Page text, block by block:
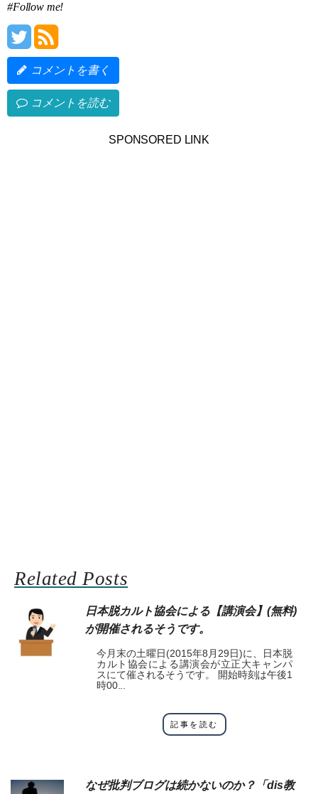
#Follow me!
コメントを書く
コメントを読む
SPONSORED LINK
Related Posts
日本脱カルト協会による【講演会】(無料)
が開催されるそうです。
今月末の土曜日(2015年8月29日)に、日本脱
カルト協会による講演会が立正大キャンパ
スにて催されるそうです。 開始時刻は午後1
時00...
記事を読む
なぜ批判ブログは続かないのか？「dis教